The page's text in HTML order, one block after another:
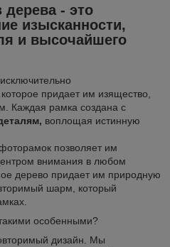
- это
изысканности,
и высочайшего
придает им изящество,
Каждая рамка создана с
воплощая истинную
позволяет им
внимания в любом
дерево придает им природную
шарм, который
особенными?
дизайн. Мы